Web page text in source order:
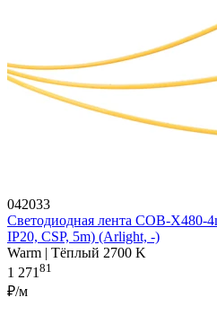
042033
Светодиодная лента COB-X480-
IP20, CSP, 5m) (Arlight, -)
Warm | Тёплый 2700 K
1 271 81
₽/м